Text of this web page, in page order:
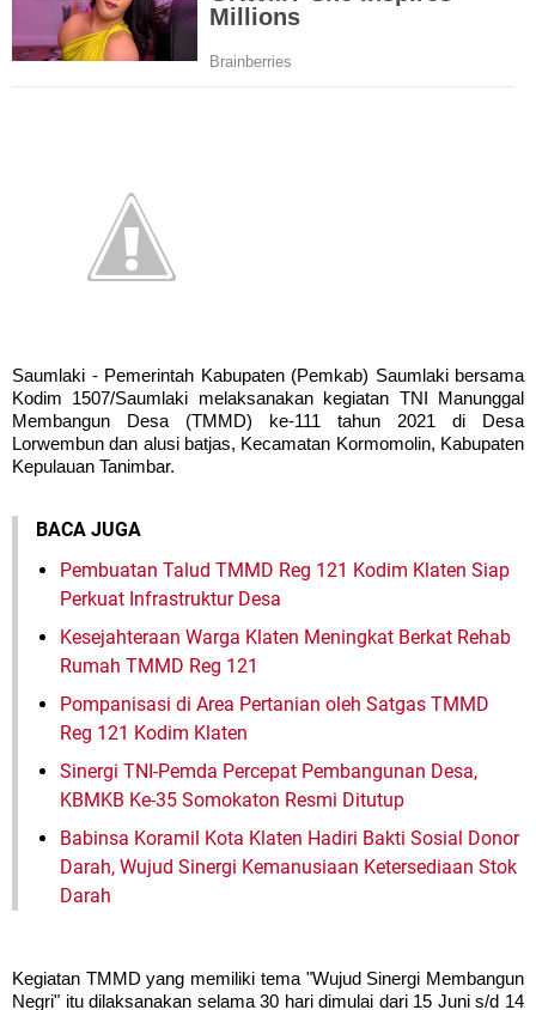
Saumlaki - Pemerintah Kabupaten (Pemkab) Saumlaki bersama
Kodim 1507/Saumlaki melaksanakan kegiatan TNI Manunggal
Membangun Desa (TMMD) ke-111 tahun 2021 di Desa
Lorwembun dan alusi batjas, Kecamatan Kormomolin, Kabupaten
Kepulauan Tanimbar.
BACA JUGA
Pembuatan Talud TMMD Reg 121 Kodim Klaten Siap
Perkuat Infrastruktur Desa
Kesejahteraan Warga Klaten Meningkat Berkat Rehab
Rumah TMMD Reg 121
Pompanisasi di Area Pertanian oleh Satgas TMMD
Reg 121 Kodim Klaten
Sinergi TNI-Pemda Percepat Pembangunan Desa,
KBMKB Ke-35 Somokaton Resmi Ditutup
Babinsa Koramil Kota Klaten Hadiri Bakti Sosial Donor
Darah, Wujud Sinergi Kemanusiaan Ketersediaan Stok
Darah
Kegiatan TMMD yang memiliki tema "Wujud Sinergi Membangun
Negri" itu dilaksanakan selama 30 hari dimulai dari 15 Juni s/d 14